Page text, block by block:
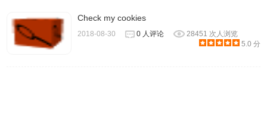
1.作者：Thomas Goirand。
Check my cookies
2018-08-30 0 人评论
28451 次人浏览
5.0 分